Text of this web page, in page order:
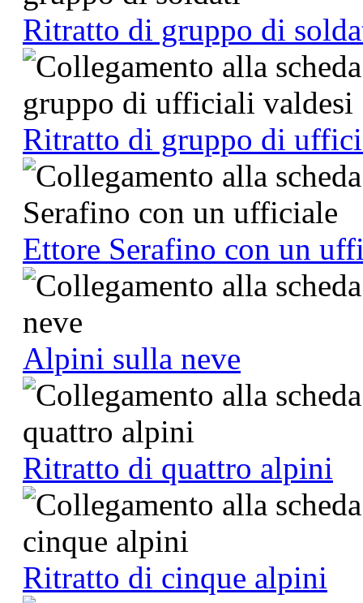
Ritratto di gruppo di
Ritratto di gruppo di
Ettore Serafino con un
Alpini sulla neve
Ritratto di quattro alpini
Ritratto di cinque alpini